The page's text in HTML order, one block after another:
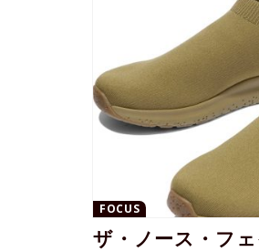
FOCUS
ザ・ノース・フ